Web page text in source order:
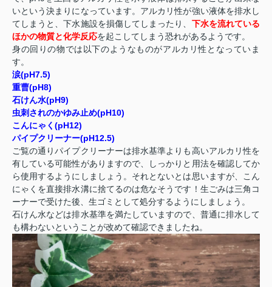
いという決まりになっています。アルカリ性が強い液体を排水し
てしまうと、下水施設を損傷してしまったり、 下水を流れている
ほかの物質と化学反応を起こしてしまう恐れがあるようです。
身の回りの物では以下のようなものがアルカリ性となっていま
す。
涙(pH7.5)
重曹(pH8)
石けん水(pH9)
虫刺されのかゆみ止め(pH10)
こんにゃく(pH12)
パイプクリーナー(pH12.5)
ご覧の通りパイプクリーナーは排水基準よりも高いアルカリ性を
有している可能性がありますので、しっかりと用法を確認してか
ら使用するようにしましょう。それとないとは思いますが、こん
にゃくを直接排水溝に捨てるのは危なそうです！生ごみは三角コ
ーナーで受けた後、生ゴミとして処分するようにしましょう。
石けん水などは排水基準を満たしていますので、普通に排水して
も構わないということが改めて確認できましたね。